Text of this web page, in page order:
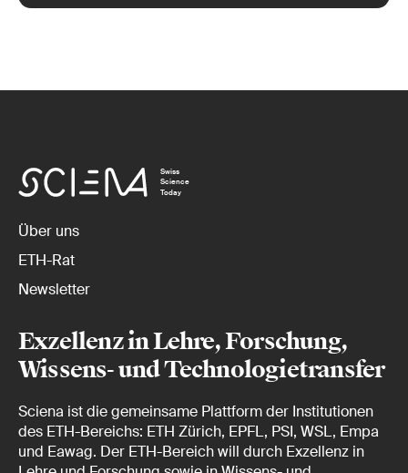
Swiss
Science
Today
Über uns
ETH-Rat
Newsletter
Exzellenz in Lehre, Forschung,
Wissens- und Technologietransfer
Sciena ist die gemeinsame Plattform der Institutionen
des ETH-Bereichs: ETH Zürich, EPFL, PSI, WSL, Empa
und Eawag. Der ETH-Bereich will durch Exzellenz in